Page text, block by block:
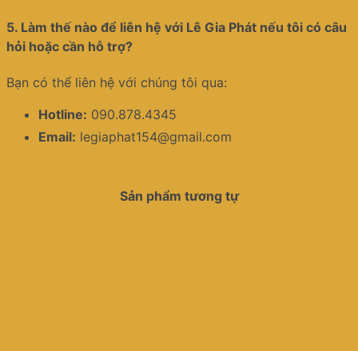
5. Làm thế nào để liên hệ với Lê Gia Phát nếu tôi có câu
hỏi hoặc cần hỗ trợ?
Bạn có thể liên hệ với chúng tôi qua:
Hotline: 090.878.4345
Email: legiaphat154@gmail.com
Sản phẩm tương tự